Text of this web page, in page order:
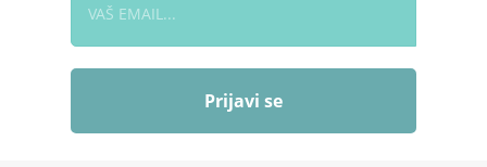
Prijavi se